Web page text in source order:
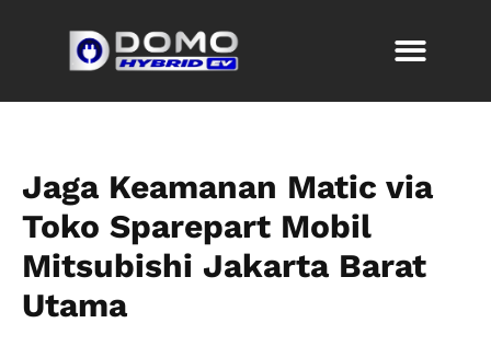
Jaga Keamanan Matic via
Toko Sparepart Mobil
Mitsubishi Jakarta Barat
Utama